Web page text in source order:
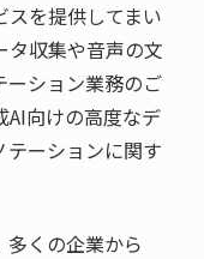
を提供してまい
タ収集や音声の文
ーション業務のご
AI向けの高度なデ
テーションに関す
くの企業から